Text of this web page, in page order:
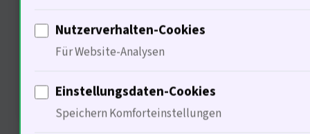
Nutzerverhalten-Cookies
Für Website-Analysen
Einstellungsdaten-Cookies
Speichern Komforteinstellungen